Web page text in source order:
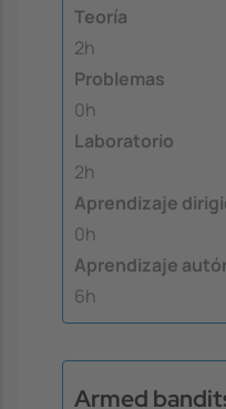
Teoría
2h
Problemas
0h
Laboratorio
2h
Aprendizaje
0h
Aprendizaje
6h
Armed